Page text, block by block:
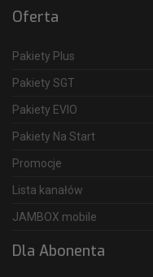
Oferta
Pakiety Plus
Pakiety SGT
Pakiety EVIO
Pakiety Na Start
Promocje
Lista kanałów
JAMBOX mobile
Dla Abonenta